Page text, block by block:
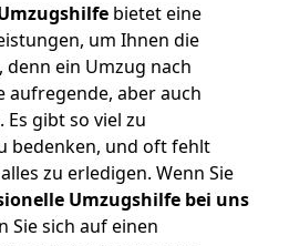
bietet eine
um Ihnen die
ein Umzug nach
aufregende, aber auch
gibt so viel zu
bedenken, und oft fehlt
zu erledigen. Wenn Sie
Umzugshilfe bei uns
Sie sich auf einen